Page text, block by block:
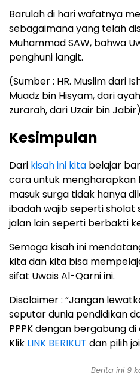
Barulah di hari wafatnya
sebagaimana yang telah
Muhammad SAW, bahwa
penghuni langit.
(Sumber : HR. Muslim dari
Muadz bin Hisyam, dari
zurarah, dari Uzair bin Jabir)
Kesimpulan
Dari kisah ini kita belajar
cara untuk mengharapkan
masuk surga tidak hanya
ibadah wajib seperti sholat
jalan lain seperti berbakti
Semoga kisah ini
kita dan kita bisa
sifat Uwais Al-Qarni ini.
Disclaimer : “Jangan
seputar dunia pendidikan
PPPK dengan bergabung
Klik LINK BERIKUT dan pilih
Berita ini 9